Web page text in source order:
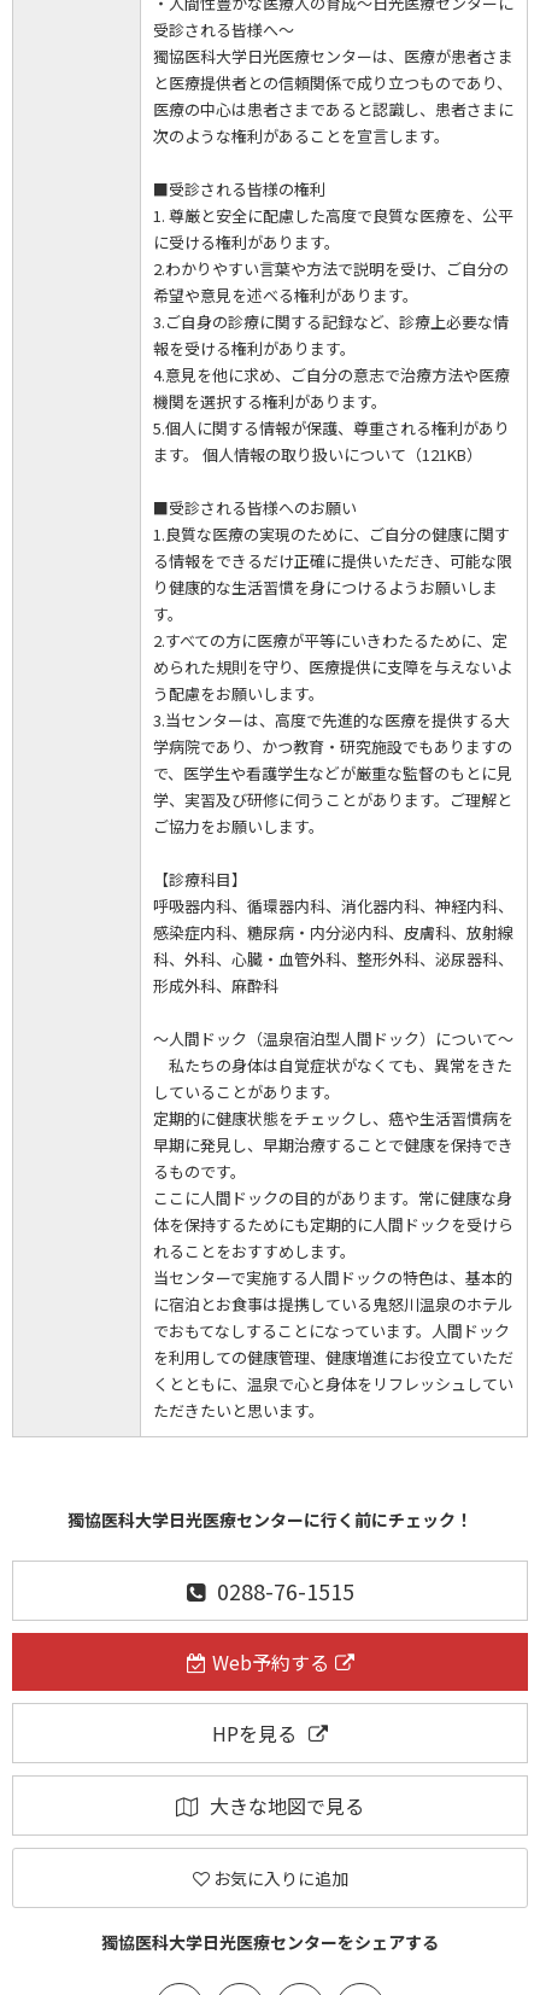
受診される皆様へ～
獨協医科大学日光医療センターは、医療が患者さま
と医療提供者との信頼関係で成り立つものであり、
医療の中心は患者さまであると認識し、患者さまに
次のような権利があることを宣言します。
■受診される皆様の権利
1. 尊厳と安全に配慮した高度で良質な医療を、公平
に受ける権利があります。
2.わかりやすい言葉や方法で説明を受け、ご自分の
希望や意見を述べる権利があります。
3.ご自身の診療に関する記録など、診療上必要な情
報を受ける権利があります。
4.意見を他に求め、ご自分の意志で治療方法や医療
機関を選択する権利があります。
5.個人に関する情報が保護、尊重される権利があり
ます。 個人情報の取り扱いについて（121KB）
■受診される皆様へのお願い
1.良質な医療の実現のために、ご自分の健康に関す
る情報をできるだけ正確に提供いただき、可能な限
り健康的な生活習慣を身につけるようお願いしま
す。
2.すべての方に医療が平等にいきわたるために、定
められた規則を守り、医療提供に支障を与えないよ
う配慮をお願いします。
3.当センターは、高度で先進的な医療を提供する大
学病院であり、かつ教育・研究施設でもありますの
で、医学生や看護学生などが厳重な監督のもとに見
学、実習及び研修に伺うことがあります。ご理解と
ご協力をお願いします。
【診療科目】
呼吸器内科、循環器内科、消化器内科、神経内科、
感染症内科、糖尿病・内分泌内科、皮膚科、放射線
科、外科、心臓・血管外科、整形外科、泌尿器科、
形成外科、麻酔科
～人間ドック（温泉宿泊型人間ドック）について～
私たちの身体は自覚症状がなくても、異常をきた
していることがあります。
定期的に健康状態をチェックし、癌や生活習慣病を
早期に発見し、早期治療することで健康を保持でき
るものです。
ここに人間ドックの目的があります。常に健康な身
体を保持するためにも定期的に人間ドックを受けら
れることをおすすめします。
当センターで実施する人間ドックの特色は、基本的
に宿泊とお食事は提携している鬼怒川温泉のホテル
でおもてなしすることになっています。人間ドック
を利用しての健康管理、健康増進にお役立ていただ
くとともに、温泉で心と身体をリフレッシュしてい
ただきたいと思います。
獨協医科大学日光医療センターに行く前にチェック！
0288-76-1515
Web予約する
HPを見る
大きな地図で見る
お気に入りに追加
獨協医科大学日光医療センターをシェアする